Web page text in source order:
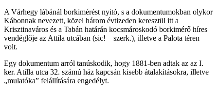
A Várhegy lábánál borkimérést nyitó, s a dokumentumokban olykor
Kábonnak nevezett, közel három évtizeden keresztül itt a
Krisztinaváros és a Tabán határán kocsmároskodó borkimérő híres
vendéglője az Attila utcában (sic! – szerk.), illetve a Palota téren
volt.
Egy dokumentum arról tanúskodik, hogy 1881-ben adtak az az I.
ker. Atilla utca 32. számú ház kapcsán kisebb átalakításokra, illetve
„mulatóka” felállítására engedélyt.